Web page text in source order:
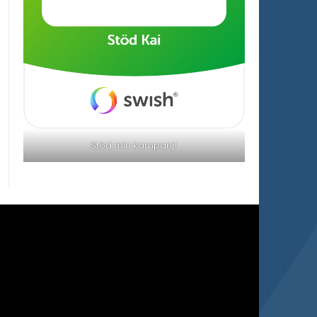
Stöd min kampanj!